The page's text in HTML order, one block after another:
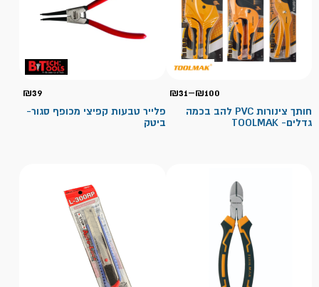
₪31–₪100
עד
חותך צינורות PVC להב בכמה
גדלים- TOOLMAK
₪39
פלייר טבעות קפיצי מכופף סגור-
ביטק